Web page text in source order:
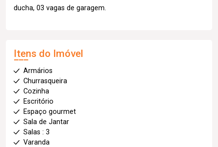
ducha, 03 vagas de garagem.
Itens do Imóvel
Armários
Churrasqueira
Cozinha
Escritório
Espaço gourmet
Sala de Jantar
Salas : 3
Varanda